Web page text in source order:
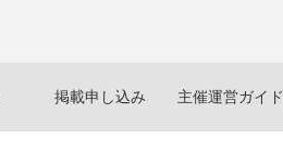
掲載申し込み 主催運営ガイド